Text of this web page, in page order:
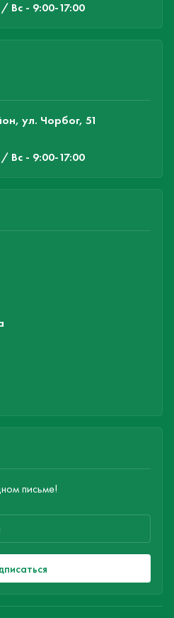
Вс - 9:00-17:00
ул. Чорбог, 51
Вс - 9:00-17:00
письме!